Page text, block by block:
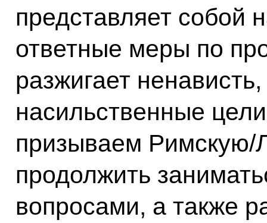
представляет собой
ответные меры по
разжигает
насильственные
призываем Римскую/
продолжить
вопросами, а также